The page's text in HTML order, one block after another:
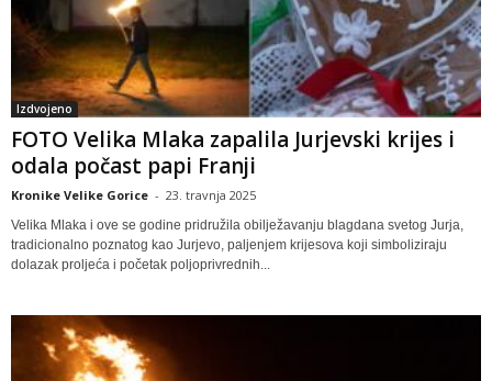
Izdvojeno
FOTO Velika Mlaka zapalila Jurjevski krijes i
odala počast papi Franji
Kronike Velike Gorice - 23. travnja 2025
Velika Mlaka i ove se godine pridružila obilježavanju blagdana svetog Jurja,
tradicionalno poznatog kao Jurjevo, paljenjem krijesova koji simboliziraju
dolazak proljeća i početak poljoprivrednih...